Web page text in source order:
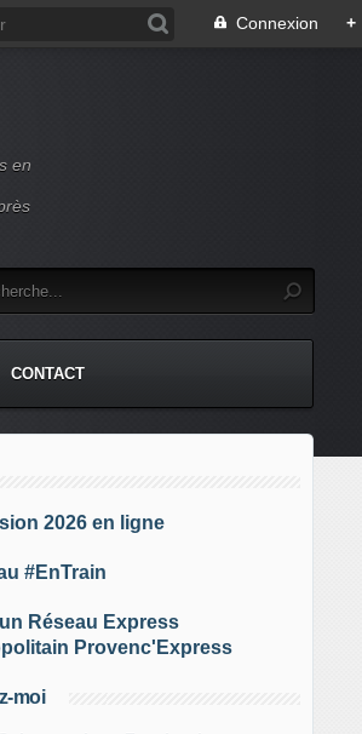
Connexion +
en
CONTACT
2026 en ligne
#EnTrain
Réseau Express
Provenc'Express
moi